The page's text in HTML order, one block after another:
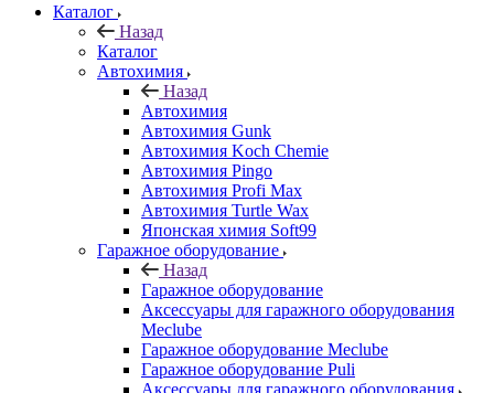
Каталог
Назад
Каталог
Автохимия
Назад
Автохимия
Автохимия Gunk
Автохимия Koch Chemie
Автохимия Pingo
Автохимия Profi Max
Автохимия Turtle Wax
Японская химия Soft99
Гаражное оборудование
Назад
Гаражное оборудование
Аксессуары для гаражного оборудования
Meclube
Гаражное оборудование Meclube
Гаражное оборудование Puli
Аксессуары для гаражного оборудования